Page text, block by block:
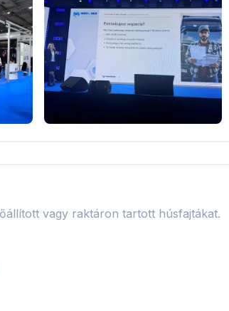
vagy raktáron tartott húsfajtákat.